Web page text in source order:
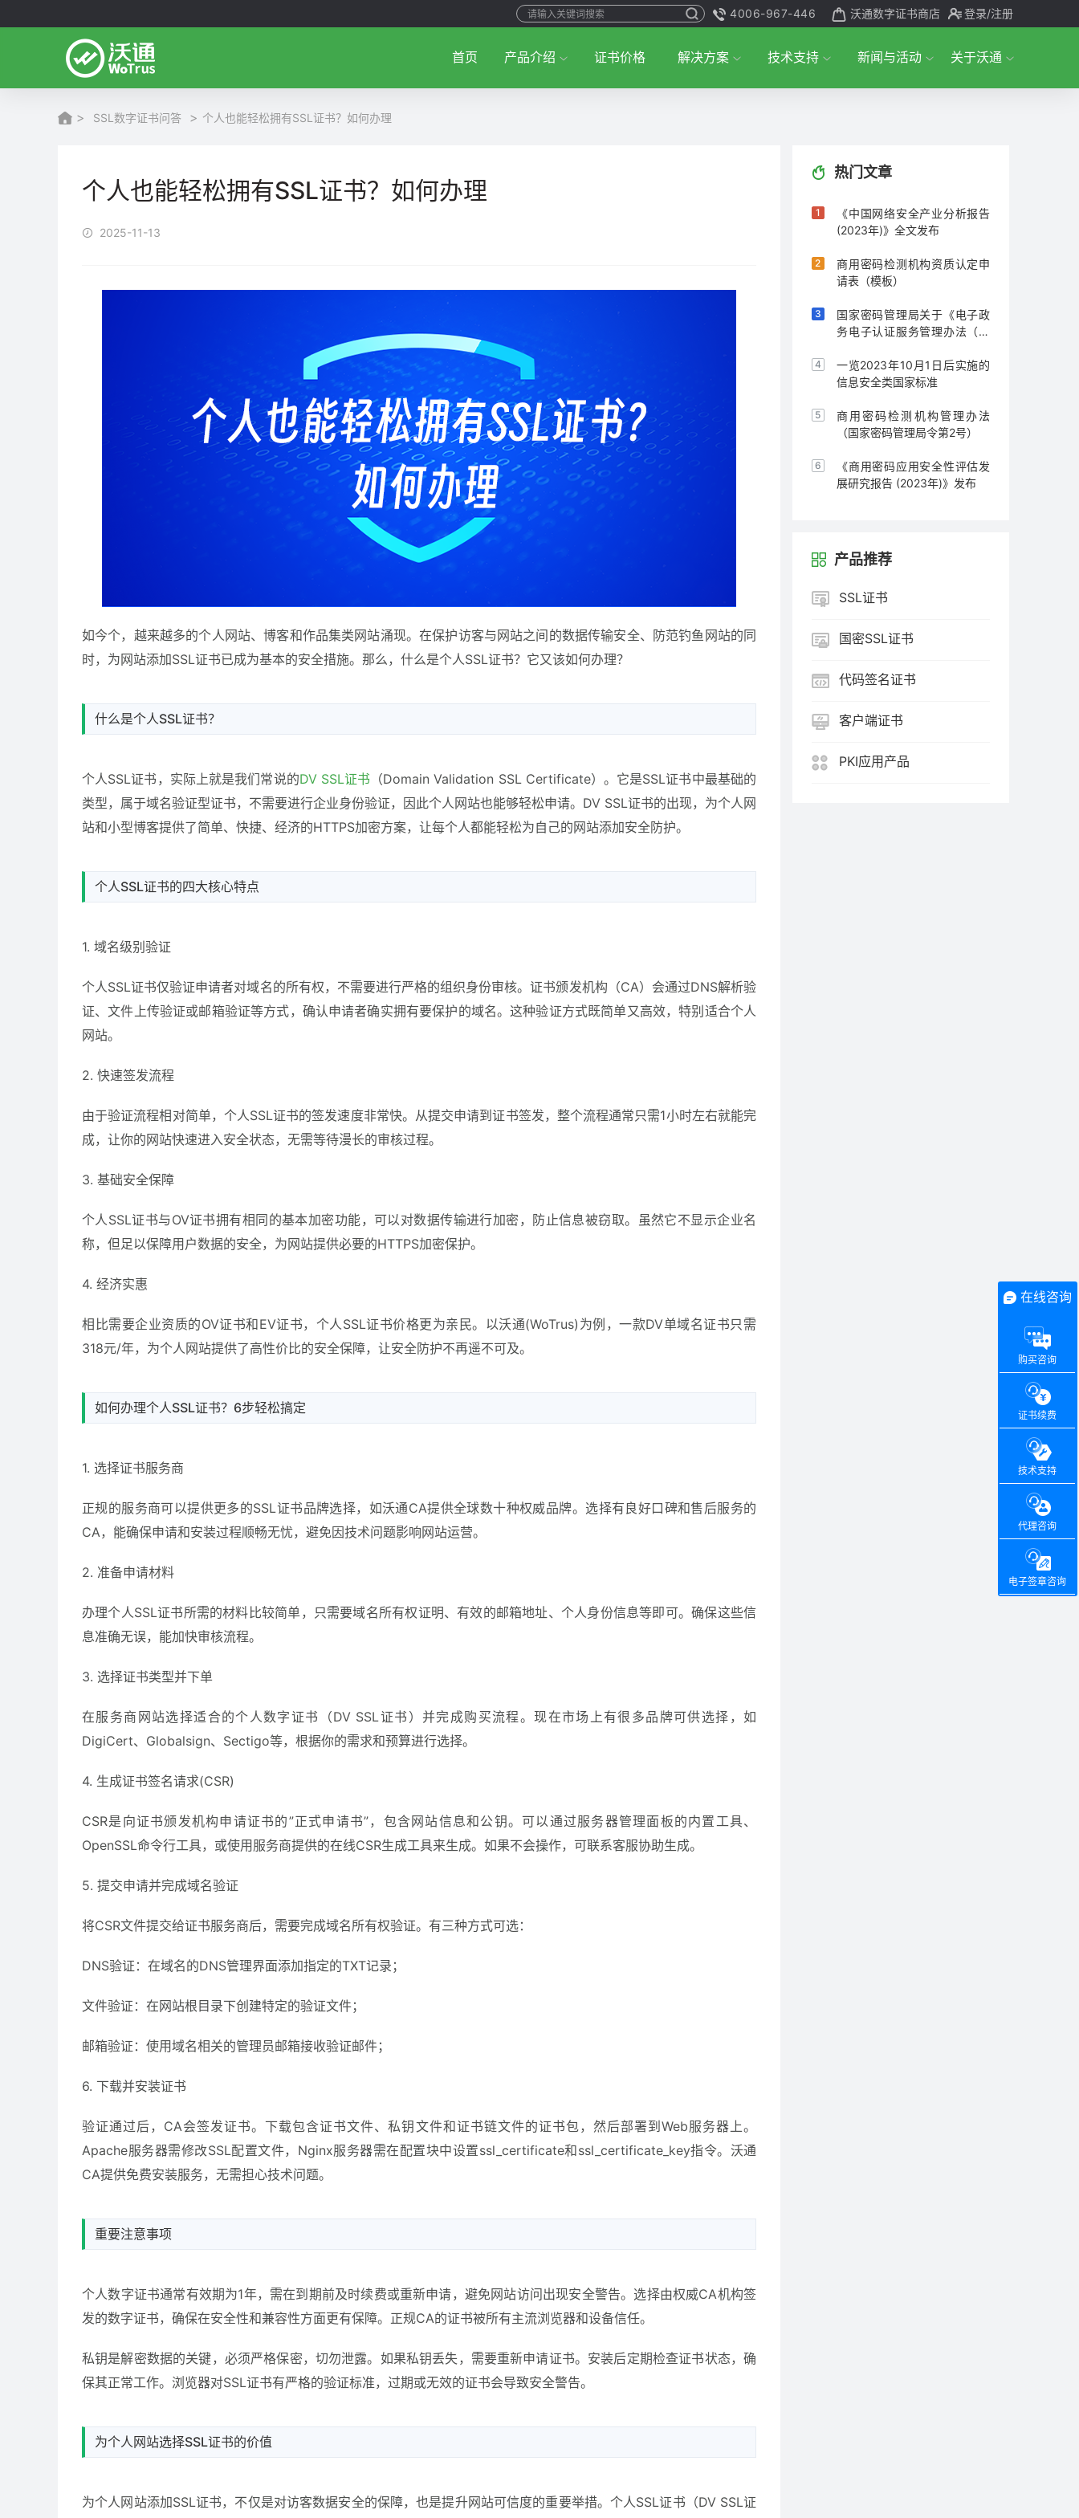
4006-967-446 沃通数字证书商店 登录/注册
首页 产品介绍 证书价格 解决方案 技术支持 新闻与活动 关于沃通
> SSL数字证书问答 > 个人也能轻松拥有SSL证书？如何办理
个人也能轻松拥有SSL证书？如何办理
2025-11-13
如今个，越来越多的个人网站、博客和作品集类网站涌现。在保护访客与网站之间的数据传输安全、防范钓鱼网站的同
时，为网站添加SSL证书已成为基本的安全措施。那么，什么是个人SSL证书？它又该如何办理？
什么是个人SSL证书？
个人SSL证书，实际上就是我们常说的DV SSL证书 （Domain Validation SSL Certificate）。它是SSL证书中最基础的
类型，属于域名验证型证书，不需要进行企业身份验证，因此个人网站也能够轻松申请。DV SSL证书的出现，为个人网
站和小型博客提供了简单、快捷、经济的HTTPS加密方案，让每个人都能轻松为自己的网站添加安全防护。
个人SSL证书的四大核心特点
1. 域名级别验证
个人SSL证书仅验证申请者对域名的所有权，不需要进行严格的组织身份审核。证书颁发机构（CA）会通过DNS解析验
证、文件上传验证或邮箱验证等方式，确认申请者确实拥有要保护的域名。这种验证方式既简单又高效，特别适合个人
网站。
2. 快速签发流程
由于验证流程相对简单，个人SSL证书的签发速度非常快。从提交申请到证书签发，整个流程通常只需1小时左右就能完
成，让你的网站快速进入安全状态，无需等待漫长的审核过程。
3. 基础安全保障
个人SSL证书与OV证书拥有相同的基本加密功能，可以对数据传输进行加密，防止信息被窃取。虽然它不显示企业名
称，但足以保障用户数据的安全，为网站提供必要的HTTPS加密保护。
4. 经济实惠
相比需要企业资质的OV证书和EV证书，个人SSL证书价格更为亲民。以沃通(WoTrus)为例，一款DV单域名证书只需
318元/年，为个人网站提供了高性价比的安全保障，让安全防护不再遥不可及。
如何办理个人SSL证书？6步轻松搞定
1. 选择证书服务商
正规的服务商可以提供更多的SSL证书品牌选择，如沃通CA提供全球数十种权威品牌。选择有良好口碑和售后服务的
CA，能确保申请和安装过程顺畅无忧，避免因技术问题影响网站运营。
2. 准备申请材料
办理个人SSL证书所需的材料比较简单，只需要域名所有权证明、有效的邮箱地址、个人身份信息等即可。确保这些信
息准确无误，能加快审核流程。
3. 选择证书类型并下单
在服务商网站选择适合的个人数字证书（DV SSL证书）并完成购买流程。现在市场上有很多品牌可供选择，如
DigiCert、Globalsign、Sectigo等，根据你的需求和预算进行选择。
4. 生成证书签名请求(CSR)
CSR是向证书颁发机构申请证书的”正式申请书”，包含网站信息和公钥。可以通过服务器管理面板的内置工具、
OpenSSL命令行工具，或使用服务商提供的在线CSR生成工具来生成。如果不会操作，可联系客服协助生成。
5. 提交申请并完成域名验证
将CSR文件提交给证书服务商后，需要完成域名所有权验证。有三种方式可选：
DNS验证：在域名的DNS管理界面添加指定的TXT记录；
文件验证：在网站根目录下创建特定的验证文件；
邮箱验证：使用域名相关的管理员邮箱接收验证邮件；
6. 下载并安装证书
验证通过后，CA会签发证书。下载包含证书文件、私钥文件和证书链文件的证书包，然后部署到Web服务器上。
Apache服务器需修改SSL配置文件，Nginx服务器需在配置块中设置ssl_certificate和ssl_certificate_key指令。沃通
CA提供免费安装服务，无需担心技术问题。
重要注意事项
个人数字证书通常有效期为1年，需在到期前及时续费或重新申请，避免网站访问出现安全警告。选择由权威CA机构签
发的数字证书，确保在安全性和兼容性方面更有保障。正规CA的证书被所有主流浏览器和设备信任。
私钥是解密数据的关键，必须严格保密，切勿泄露。如果私钥丢失，需要重新申请证书。安装后定期检查证书状态，确
保其正常工作。浏览器对SSL证书有严格的验证标准，过期或无效的证书会导致安全警告。
为个人网站选择SSL证书的价值
为个人网站添加SSL证书，不仅是对访客数据安全的保障，也是提升网站可信度的重要举措。个人SSL证书（DV SSL证
热门文章
《中国网络安全产业分析报告
(2023年)》全文发布
商用密码检测机构资质认定申
请表（模板）
国家密码管理局关于《电子政
务电子认证服务管理办法（征
通知
一览2023年10月1日后实施的
信息安全类国家标准
商用密码检测机构管理办法
（国家密码管理局令第2号）
《商用密码应用安全性评估发
展研究报告 (2023年)》发布
产品推荐
SSL证书
国密SSL证书
代码签名证书
客户端证书
PKI应用产品
在线咨询
购买咨询
证书续费
技术支持
代理咨询
电子签章咨询